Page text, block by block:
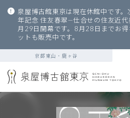
泉屋博古館東京は現在休館中です
年記念 住友春翠—仕合せの住友近
月29日開幕です。8月28日までお
ットも販売中です。
京都東山・鹿ヶ谷